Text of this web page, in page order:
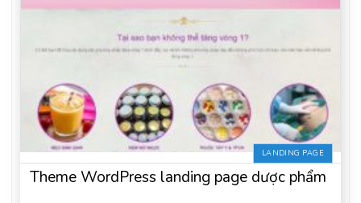
LANDING PAGE
Theme WordPress landing page dược phẩm